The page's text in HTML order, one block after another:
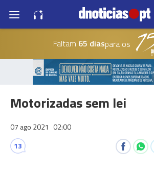
Faltam 65 diaspara os
Motorizadas sem lei
07 ago 2021 02:00
13